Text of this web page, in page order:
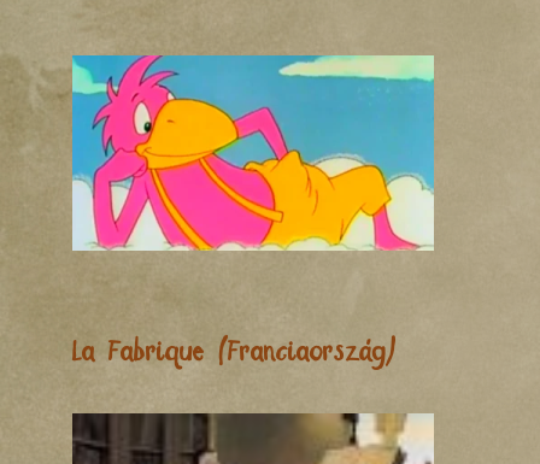
La Fabrique (Franciaország)